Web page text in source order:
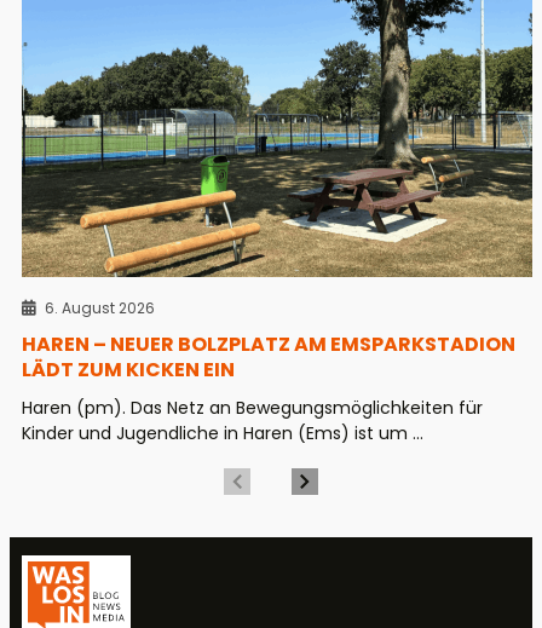
6. August 2026
HAREN – NEUER BOLZPLATZ AM EMSPARKSTADION
LÄDT ZUM KICKEN EIN
Haren (pm). Das Netz an Bewegungsmöglichkeiten für
Kinder und Jugendliche in Haren (Ems) ist um ...